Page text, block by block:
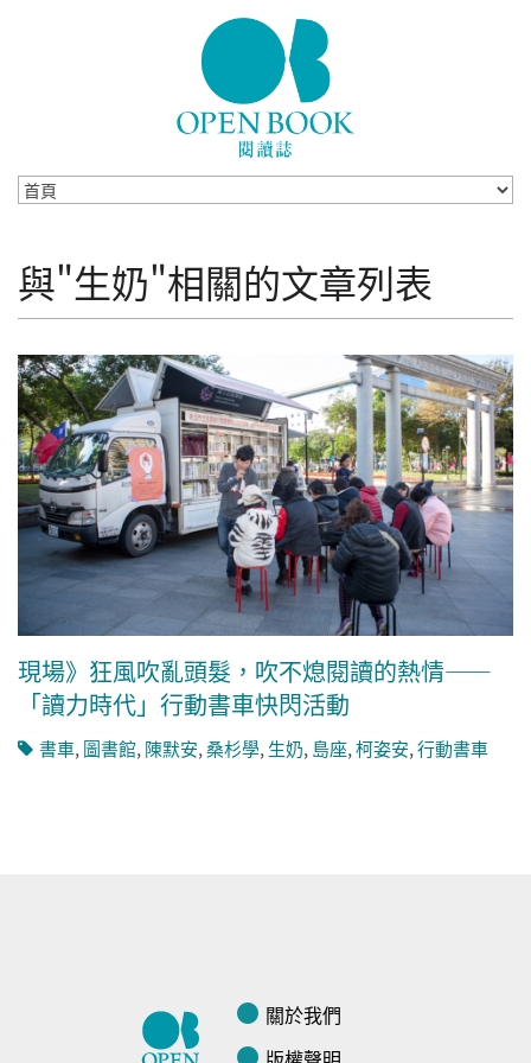
與"生奶"相關的文章列表
現場》狂風吹亂頭髮，吹不熄閱讀的熱情——
「讀力時代」行動書車快閃活動
書車,圖書館,陳默安,桑杉學,生奶,島座,柯姿安,行動書車
關於我們